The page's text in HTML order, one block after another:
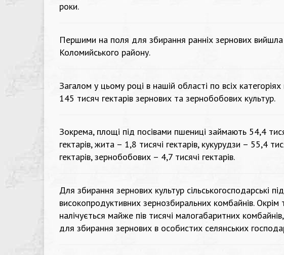
роки.
Першими на поля для збирання ранніх зернових вийшла
Коломийського району.
Загалом у цьому році в нашій області по всіх
145 тисяч гектарів зернових та зернобобових культур.
Зокрема, площі під посівами пшениці займають 54,4
гектарів, жита – 1,8 тисячі гектарів, кукурудзи – 55,4
гектарів, зернобобових – 4,7 тисячі гектарів.
Для збирання зернових культур сільськогосподарські
високопродуктивних зернозбиральних комбайнів. Окрім
налічується майже пів тисячі малогабаритних
для збирання зернових в особистих селянських